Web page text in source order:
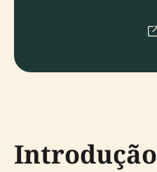
Introdução